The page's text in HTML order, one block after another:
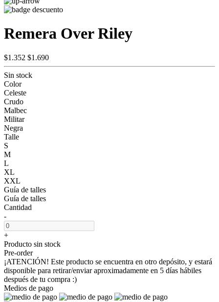
Remera Over Riley
$1.352 $1.690
Sin stock
Color
Celeste
Crudo
Malbec
Militar
Negra
Talle
S
M
L
XL
XXL
Guía de talles
Guía de talles
Cantidad
-
+
Producto sin stock
Pre-order
¡ATENCIÓN! Este producto se encuentra en otro depósito, y estará
disponible para retirar/enviar aproximadamente en 5 días hábiles
después de tu compra :)
Medios de pago